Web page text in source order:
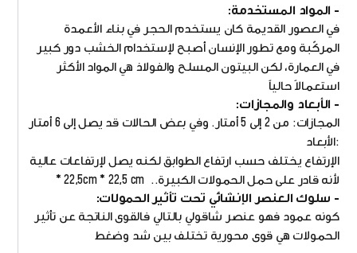
- المواد المستخدمة:
في العصور القديمة كان يستخدم الحجر في بناء الأعمدة
المركّبة ومع تطور الإنسان أصبح لإستخدام الخشب دور كبير
في العمارة، لكن البيتون المسلح والفولاذ هي المواد الأكثر
استعمالاً حالياً
- الأبعاد والمجازات:
المجازات: من 2 إلى 5 أمتار. وفي بعض الحالات قد يصل إلى 6 أمتار
:الأبعاد
الإرتفاع يختلف حسب ارتفاع الطوابق لكنه يصل لإرتفاعات عالية
لأنه قادر على حمل الحمولات الكبيرة.. 22,5cm * 22,5 cm *
- سلوك العنصر الإنشائي تحت تأثير الحمولات:
كونه عمود فهو عنصر شاقولي بالتالي فالقوى الناتجة عن تأثير
الحمولات هي قوى محورية تختلف بين شد وضغط